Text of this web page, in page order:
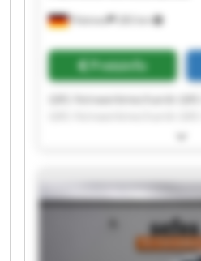
Pöttmes 283 km
Preisinfo
GRS Feinwerkmechanik
GRS Feinwerkmechanik
GRS Feinwerkmechanik
GRS Feinwerkmechanik
GRS Feinwerkmechanik
GRS Feinwerkmechanik
GRS Feinwerkmechanik
GRS Feinwerkmechanik